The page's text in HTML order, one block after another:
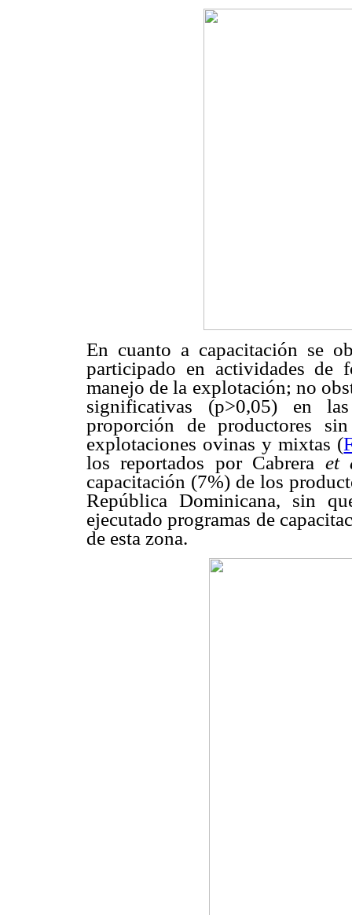
En cuanto a capacitación se
participado en actividades de
manejo de la explotación; no
significativas (p>0,05) en
proporción de productores
explotaciones ovinas y mixtas (
los reportados por Cabrera et
capacitación (7%) de los
República Dominicana, sin
ejecutado programas de
de esta zona.